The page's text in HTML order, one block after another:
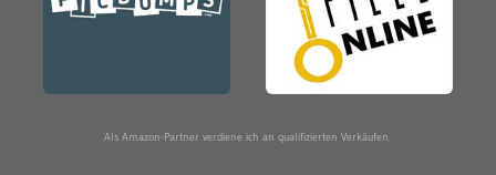
Als Amazon-Partner verdiene ich an qualifizierten Verkäufen.